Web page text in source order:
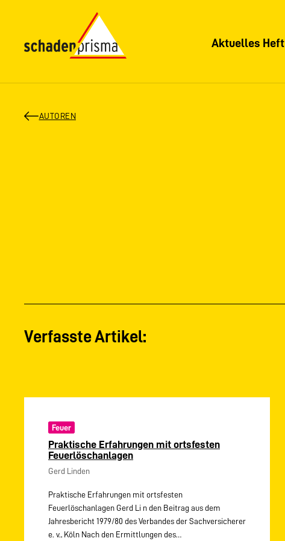
Aktuelles Heft
AUTOREN
Verfasste Artikel:
Feuer
Praktische Erfahrungen mit ortsfesten
Feuerlöschanlagen
Gerd Linden
Praktische Erfahrungen mit ortsfesten
Feuerlöschanlagen Gerd Li n den Beitrag aus dem
Jahresbericht 1979/80 des Verbandes der Sachversicherer
e. v., Köln Nach den Ermittlungen des…